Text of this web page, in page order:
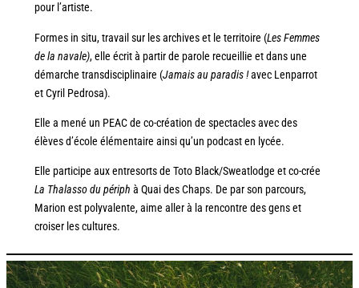
pour l’artiste.
Formes in situ, travail sur les archives et le territoire (Les Femmes
de la navale), elle écrit à partir de parole recueillie et dans une
démarche transdisciplinaire (Jamais au paradis !avec Lenparrot
et Cyril Pedrosa).
Elle a mené un PEAC de co-création de spectacles avec des
élèves d’école élémentaire ainsi qu’un podcast en lycée.
Elle participe aux entresorts de Toto Black/Sweatlodge et co-crée
La Thalasso du périph à Quai des Chaps. De par son parcours,
Marion est polyvalente, aime aller à la rencontre des gens et
croiser les cultures.